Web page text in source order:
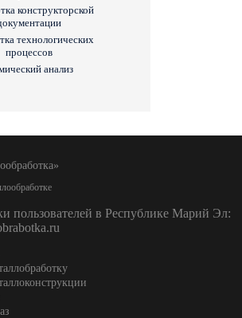
конструкторской
технологических
процессов
анализ
пользователей в Республике Марий Эл: